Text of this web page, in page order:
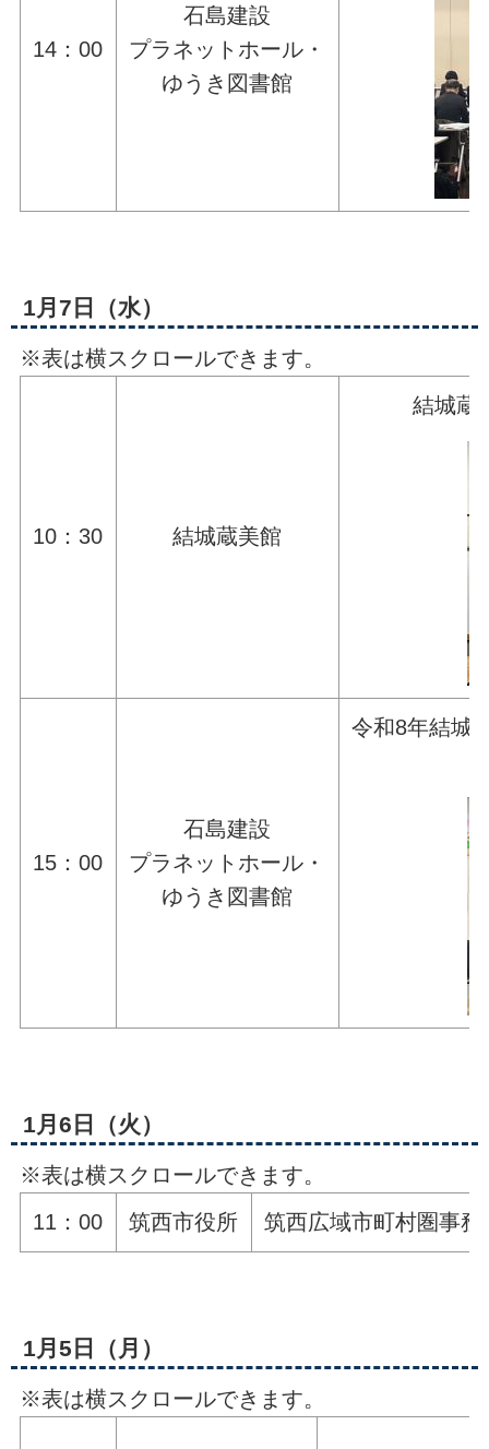
14：00
石島建設
プラネットホール・
ゆうき図書館
1月7日（水）
※表は横スクロールできます。
10：30 結城蔵美館
結城蔵
15：00
石島建設
プラネットホール・
ゆうき図書館
令和8年結城
1月6日（火）
※表は横スクロールできます。
11：00
筑西市役所 筑西広域市町村圏事
1月5日（月）
※表は横スクロールできます。